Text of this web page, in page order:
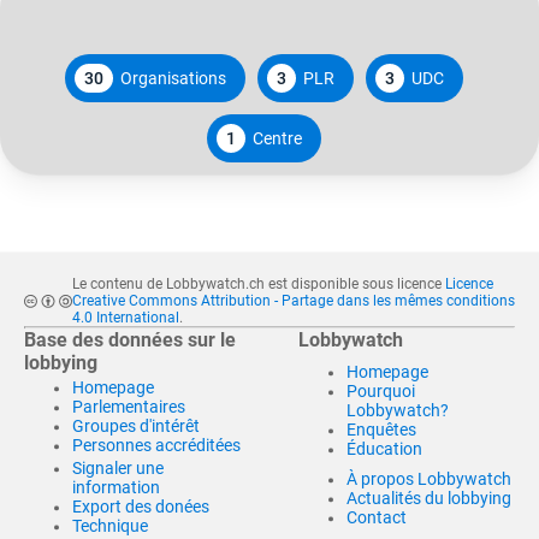
30 Organisations 3 PLR 3 UDC
1 Centre
Le contenu de Lobbywatch.ch est disponible sous licence Licence
Creative Commons Attribution - Partage dans les mêmes conditions
4.0 International .
Base des données sur le
lobbying
Homepage
Parlementaires
Groupes d'intérêt
Personnes accréditées
Signaler une
information
Export des donées
Technique
Lobbywatch
Homepage
Pourquoi
Lobbywatch?
Enquêtes
Éducation
À propos Lobbywatch
Actualités du lobbying
Contact